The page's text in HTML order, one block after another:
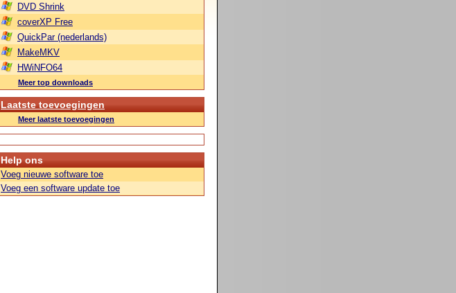
DVD Shrink
coverXP Free
QuickPar (nederlands)
MakeMKV
HWiNFO64
Meer top downloads
Laatste toevoegingen
Meer laatste toevoegingen
Help ons
Voeg nieuwe software toe
Voeg een software update toe